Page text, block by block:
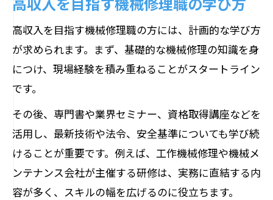
高収入を目指す機械修理職の方には、計画的な学び方
が求められます。まず、基礎的な機械修理の知識を身
につけ、現場経験を積み重ねることがスタートライン
です。
その後、専門書や業界セミナー、資格取得講座などを
活用し、最新技術や法令、安全基準についても学び続
けることが重要です。例えば、工作機械修理や機械メ
ンテナンス会社が主催する研修は、実務に直結する内
容が多く、スキルの幅を広げるのに役立ちます。